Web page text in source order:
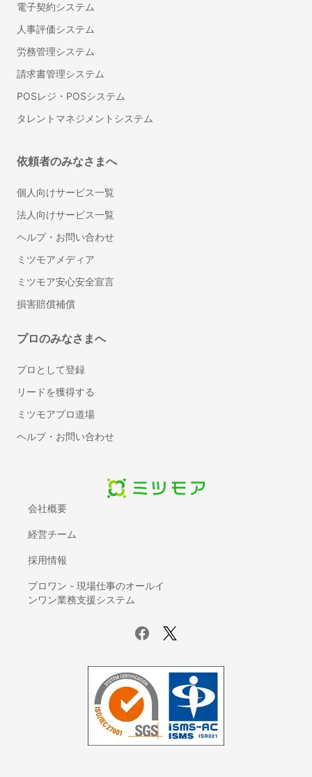
会社概要
経営チーム
採用情報
プロワン - 現場仕事のオールイ
ンワン業務支援システム
電子契約システム
人事評価システム
労務管理システム
請求書管理システム
POSレジ・POSシステム
タレントマネジメントシステム
依頼者のみなさまへ
個人向けサービス一覧
法人向けサービス一覧
ヘルプ・お問い合わせ
ミツモアメディア
ミツモア安心安全宣言
損害賠償補償
プロのみなさまへ
プロとして登録
リードを獲得する
ミツモアプロ道場
ヘルプ・お問い合わせ